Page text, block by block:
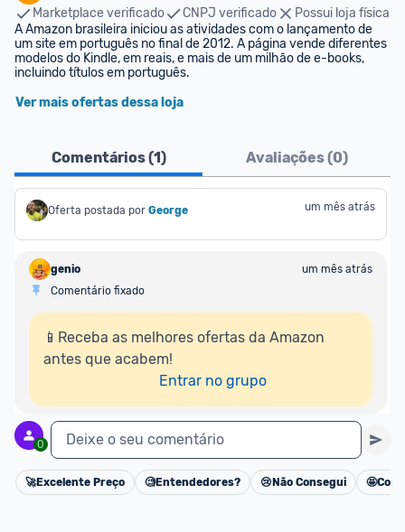
Marketplace verificado
CNPJ verificado
Possui loja física
A Amazon brasileira iniciou as atividades com o lançamento de
um site em português no final de 2012. A página vende diferentes
modelos do Kindle, em reais, e mais de um milhão de e-books,
incluindo títulos em português.
Ver mais ofertas dessa loja
Comentários (1) Avaliações (0)
Oferta postada por George um mês atrás
genio
um mês atrás
Comentário fixado
📱Receba as melhores ofertas da Amazon
antes que acabem!
Entrar no grupo
0 Deixe o seu comentário
Cancelar
🚀Excelente Preço 🧐Entendedores? 😢 Não Consegui 🤩